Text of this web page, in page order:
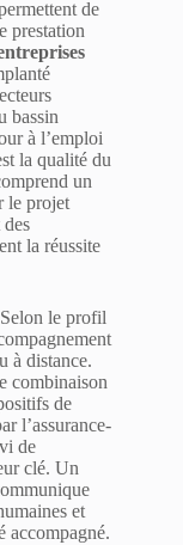
de
prestation
bassin
à l’emploi
la qualité du
un
le projet
la réussite
le profil
à distance.
combinaison
de
l’assurance-
de
clé. Un
et
accompagné.